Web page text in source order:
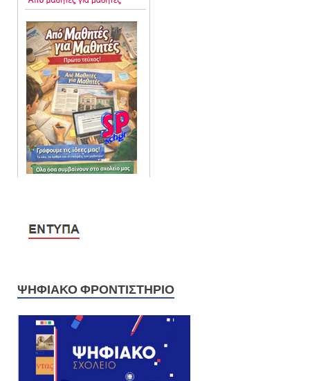
ΨΗΦΙΑΚΌ ΦΡΟΝΤΙΣΤΉΡΙΟ